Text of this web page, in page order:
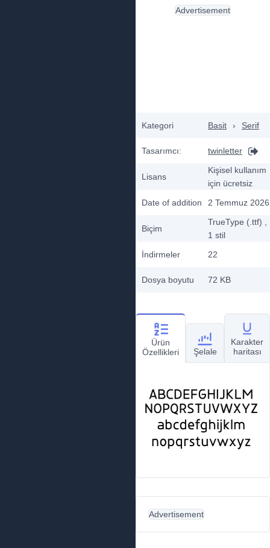
Kategori Basit › Serif
Tasarımcı: twinletter
Lisans
Kişisel kullanım
için ücretsiz
Date of addition
2 Temmuz 2026
Biçim
TrueType (.ttf)
1 stil
İndirmeler
22
Dosya boyutu 72 KB
Advertisement
Ürün
Özellikleri
Şelale
Karakter
haritası
Advertisement